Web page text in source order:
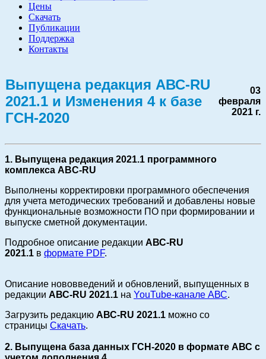
Цены
Скачать
Публикации
Поддержка
Контакты
Выпущена редакция АВС-RU
2021.1 и Изменения 4 к базе
ГСН-2020
03
февраля
2021 г.
1. Выпущена редакция 2021.1 программного
комплекса ABC-RU
Выполнены корректировки программного обеспечения
для учета методических требований и добавлены новые
функциональные возможности ПО при формировании и
выпуске сметной документации.
Подробное описание редакции АВС-RU
2021.1 в формате PDF.
Описание нововведений и обновлений, выпущенных в
редакции АВС-RU 2021.1 на YouTube-канале АВС.
Загрузить редакцию АВС-RU 2021.1 можно со
страницы Скачать.
2. Выпущена база данных ГСН-2020 в формате АВС с